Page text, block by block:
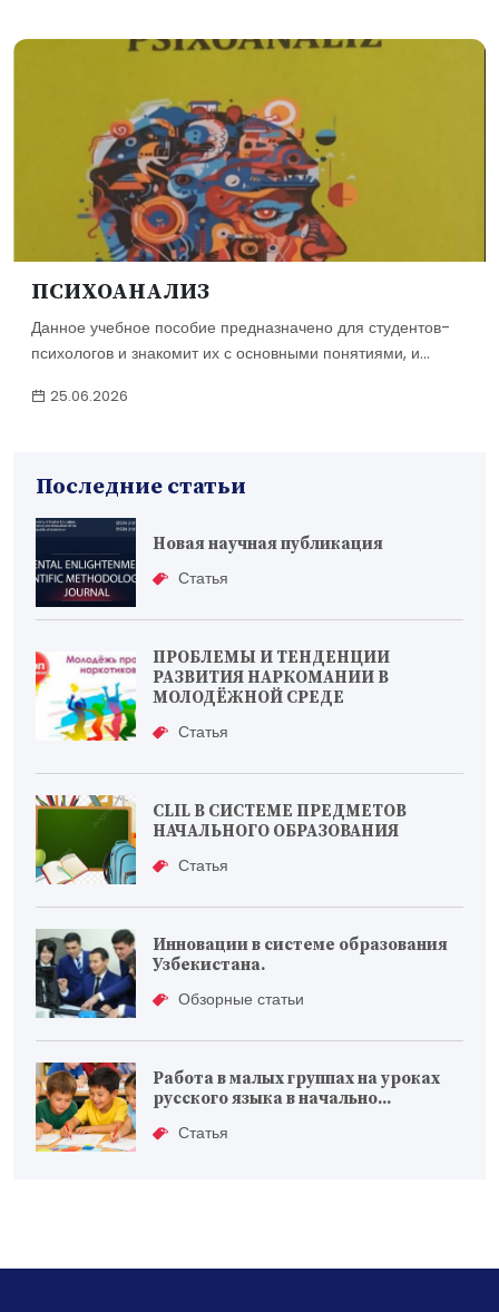
ПСИХОАНАЛИЗ
Данное учебное пособие предназначено для студентов-
психологов и знакомит их с основными понятиями, и...
25.06.2026
Последние статьи
Новая научная публикация
Статья
ПРОБЛЕМЫ И ТЕНДЕНЦИИ
РАЗВИТИЯ НАРКОМАНИИ В
МОЛОДЁЖНОЙ СРЕДЕ
Статья
CLIL В СИСТЕМЕ ПРЕДМЕТОВ
НАЧАЛЬНОГО ОБРАЗОВАНИЯ
Статья
Инновации в системе образования
Узбекистана.
Обзорные статьи
Работа в малых группах на уроках
русского языка в начально...
Статья